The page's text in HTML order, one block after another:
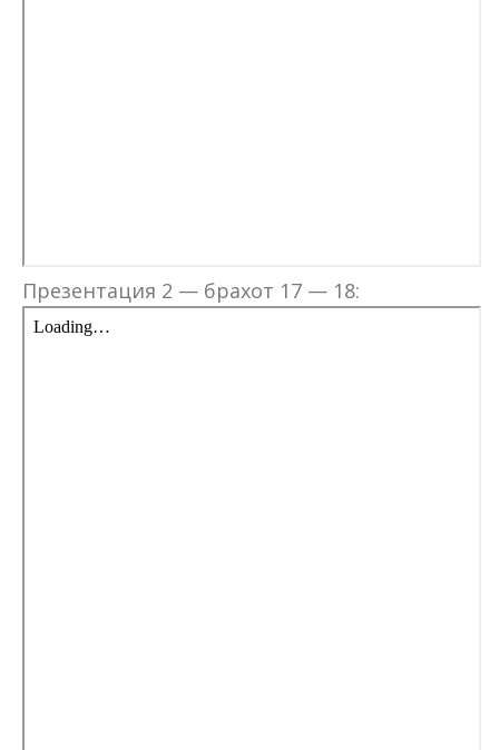
Презентация 2 — брахот 17 — 18: